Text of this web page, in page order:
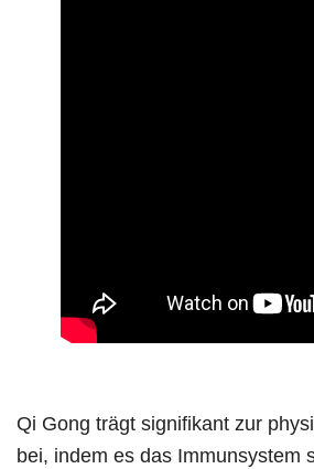
Qi Gong trägt signifikant zur
bei, indem es das Immunsystem